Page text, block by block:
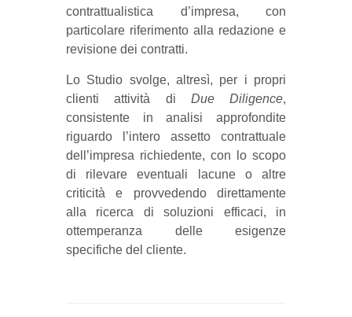
contrattualistica d’impresa, con
particolare riferimento alla redazione e
revisione dei contratti.
Lo Studio svolge, altresì, per i propri
clienti attività di Due Diligence,
consistente in analisi approfondite
riguardo l’intero assetto contrattuale
dell’impresa richiedente, con lo scopo
di rilevare eventuali lacune o altre
criticità e provvedendo direttamente
alla ricerca di soluzioni efficaci, in
ottemperanza delle esigenze
specifiche del cliente.